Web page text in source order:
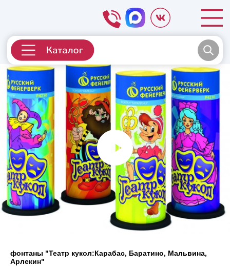
фонтаны "Театр кукол:Карабас, Баратино, Мальвина,
Арлекин"